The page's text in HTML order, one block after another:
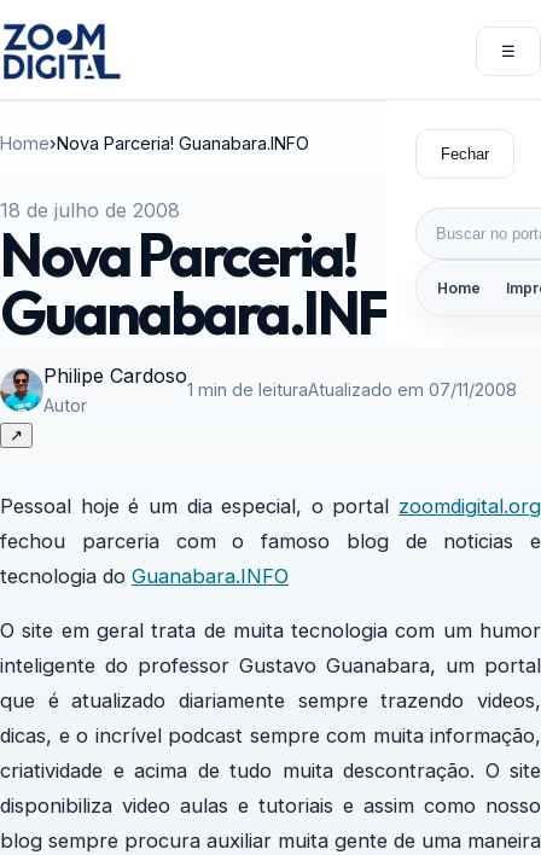
☰
Fechar
Buscar por:
Home
Home›Nova Parceria! Guanabara.INFO
18 de julho de 2008
Nova Parceria!
Guanabara.INFO
Philipe Cardoso
Autor
1 min de leituraAtualizado em 07/11/2008
↗
Pessoal hoje é um dia especial, o portal zoomdigital.org
fechou parceria com o famoso blog de noticias e
tecnologia do Guanabara.INFO
O site em geral trata de muita tecnologia com um humor
inteligente do professor Gustavo Guanabara, um portal
que é atualizado diariamente sempre trazendo videos,
dicas, e o incrível podcast sempre com muita informação,
criatividade e acima de tudo muita descontração. O site
disponibiliza video aulas e tutoriais e assim como nosso
blog sempre procura auxiliar muita gente de uma maneira